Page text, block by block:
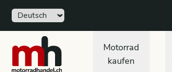
Sprache
motorradhandel.ch
Motorrad
kaufen